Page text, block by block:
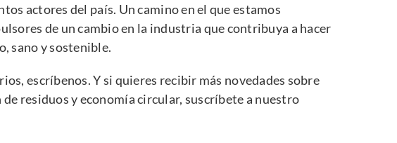
actores del país. Un camino en el que estamos
de un cambio en la industria que contribuya a hacer
sano y sostenible.
escríbenos. Y si quieres recibir más novedades sobre
residuos y economía circular, suscríbete a nuestro